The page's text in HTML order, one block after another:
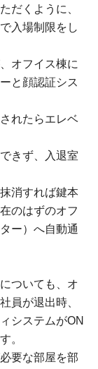
だくように、
入場制限をし
オフイス棟に
と顔認証シス
れたらエレベ
きず、入退室
消すれば鍵本
のはずのオフ
ー）へ自動通
ついても、オ
員が退出時、
システムがON
。
要な部屋を部